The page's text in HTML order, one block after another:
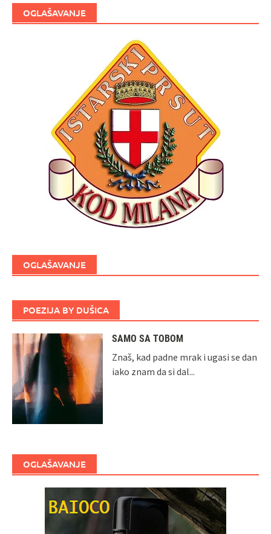
OGLAŠAVANJE
OGLAŠAVANJE
POEZIJA BY DUŠICA
SAMO SA TOBOM
Znaš, kad padne mrak i ugasi se dan
iako znam da si dal...
OGLAŠAVANJE